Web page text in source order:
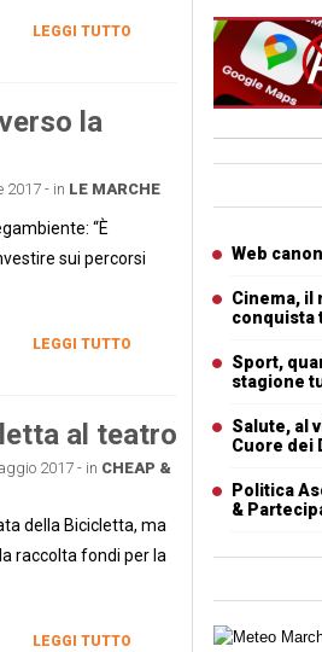
LEGGI TUTTO
la
2017 - in LE MARCHE
“È
sui percorsi
LEGGI TUTTO
al teatro
2017 - in CHEAP &
della Bicicletta, ma
raccolta fondi per la
LEGGI TUTTO
Web
Cinema, il
conquista
Sport,
stagione
Salute, al
Cuore dei
Politica
&
Carta